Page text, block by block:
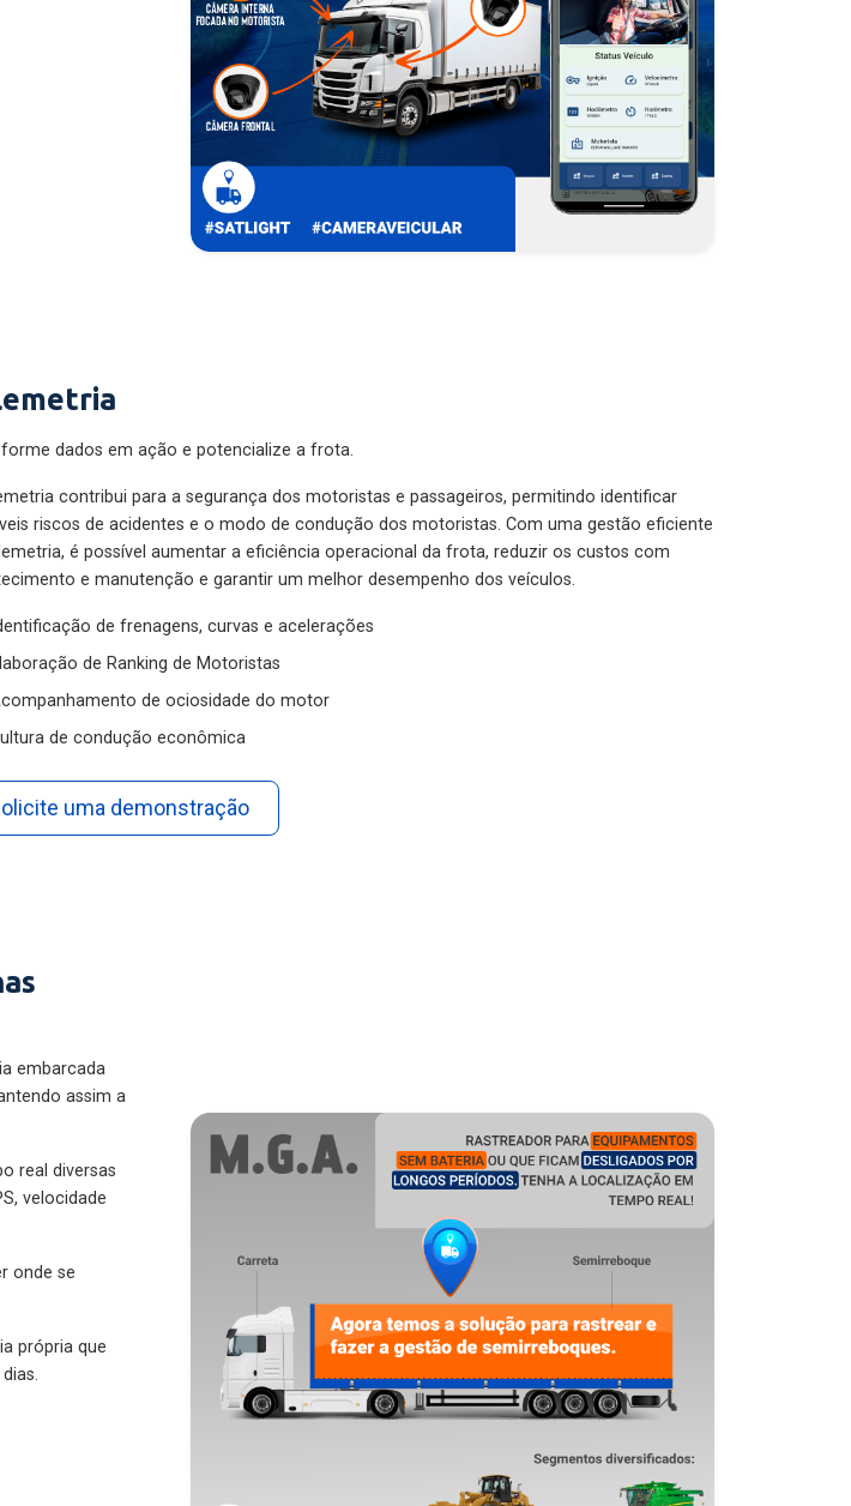
dados em ação e potencialize a frota.
contribui para a segurança dos motoristas e passageiros, permitindo identificar
riscos de acidentes e o modo de condução dos motoristas. Com uma gestão eficiente
é possível aumentar a eficiência operacional da frota, reduzir os custos com
e manutenção e garantir um melhor desempenho dos veículos.
de frenagens, curvas e acelerações
de Ranking de Motoristas
de ociosidade do motor
de condução econômica
uma demonstração
embarcada
assim a
real diversas
velocidade
onde se
própria que